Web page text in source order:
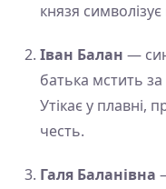
князя
Іван Балан —
батька мстить
Утікає у плавні,
честь.
Галя Баланівна